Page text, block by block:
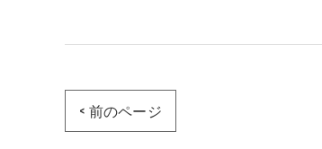
< 前のページ